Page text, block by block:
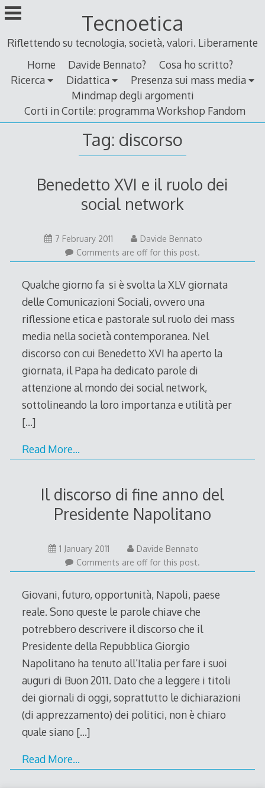
Skip
to
Tecnoetica
Riflettendo su tecnologia, società, valori. Liberamente
Home
Davide Bennato?
Cosa ho scritto?
Ricerca
Didattica
Presenza sui mass media
Mindmap degli argomenti
Corti in Cortile: programma Workshop Fandom
Tag: discorso
Benedetto XVI e il ruolo dei
social network
7 February 2011
February
2011
Davide Bennato
Comments are off for this post.
Qualche giorno fa si è svolta la XLV giornata
delle Comunicazioni Sociali, ovvero una
riflessione etica e pastorale sul ruolo dei mass
media nella società contemporanea. Nel
discorso con cui Benedetto XVI ha aperto la
giornata, il Papa ha dedicato parole di
attenzione al mondo dei social network,
sottolineando la loro importanza e utilità per
[…]
Read More…
Il discorso di fine anno del
Presidente Napolitano
1 January 2011
Davide Bennato
Comments are off for this post.
Giovani, futuro, opportunità, Napoli, paese
reale. Sono queste le parole chiave che
potrebbero descrivere il discorso che il
Presidente della Repubblica Giorgio
Napolitano ha tenuto all’Italia per fare i suoi
auguri di Buon 2011. Dato che a leggere i titoli
dei giornali di oggi, soprattutto le dichiarazioni
(di apprezzamento) dei politici, non è chiaro
quale siano […]
Read More…